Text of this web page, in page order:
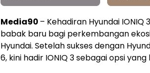
Media90 – Kehadiran Hyundai
babak baru bagi perkembangan
Hyundai. Setelah sukses dengan
6, kini hadir IONIQ 3 sebagai opsi